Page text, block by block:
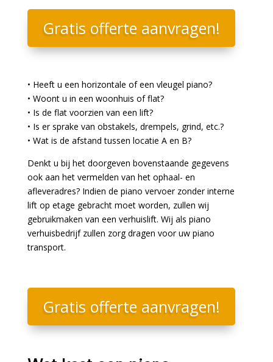
Gratis offerte aanvragen!
• Heeft u een horizontale of een vleugel piano?
• Woont u in een woonhuis of flat?
• Is de flat voorzien van een lift?
• Is er sprake van obstakels, drempels, grind, etc.?
• Wat is de afstand tussen locatie A en B?
Denkt u bij het doorgeven bovenstaande gegevens
ook aan het vermelden van het ophaal- en
afleveradres? Indien de piano vervoer zonder interne
lift op etage gebracht moet worden, zullen wij
gebruikmaken van een verhuislift. Wij als piano
verhuisbedrijf zullen zorg dragen voor uw piano
transport.
Gratis offerte aanvragen!